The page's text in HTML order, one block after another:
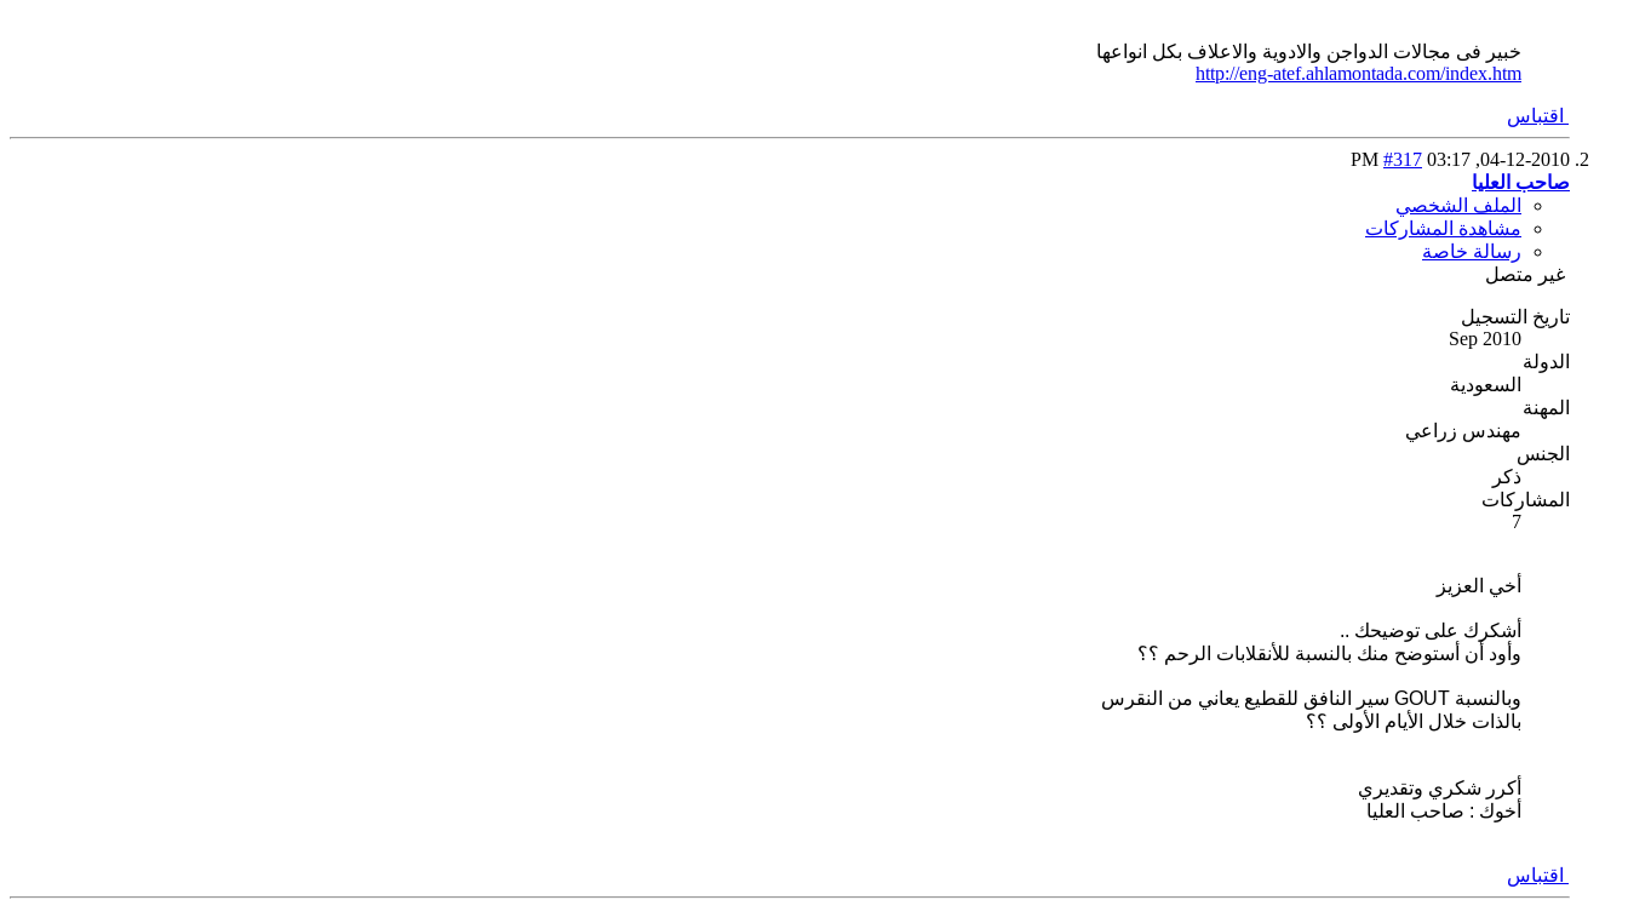
خبير فى مجالات الدواجن والادوية والاعلاف بكل انواعها
http://eng-atef.ahlamontada.com/index.htm
اقتباس
04-12-2010,
03:17 PM
#317
صاحب العليا
الملف الشخصي
مشاهدة المشاركات
رسالة خاصة
غير متصل
تاريخ التسجيل
Sep 2010
الدولة
السعودية
المهنة
مهندس زراعي
الجنس
ذكر
المشاركات
7
أخي العزيز
أشكرك على توضيحك ..
وأود أن أستوضح منك بالنسبة للأنقلابات الرحم ؟؟
وبالنسبة GOUT سير النافق للقطيع يعاني من النقرس
بالذات خلال الأيام الأولى ؟؟
أكرر شكري وتقديري
أخوك : صاحب العليا
اقتباس